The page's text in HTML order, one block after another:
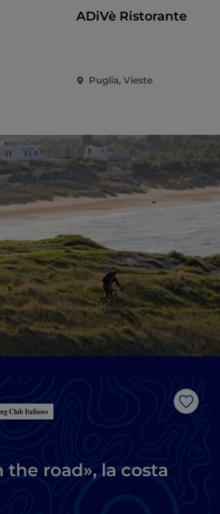
ADiVè Ristorante
Puglia, Vieste
Me
the road», la costa